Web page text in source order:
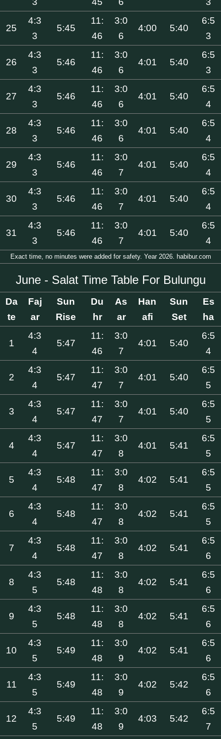
25
4:3
3
5:45
11:
46
3:0
6
4:00 5:40
6:5
3
26
4:3
3
5:46
11:
46
3:0
6
4:01 5:40
6:5
3
27
4:3
3
5:46
11:
46
3:0
6
4:01 5:40
6:5
4
28
4:3
3
5:46
11:
46
3:0
6
4:01 5:40
6:5
4
29
4:3
3
5:46
11:
46
3:0
7
4:01 5:40
6:5
4
30
4:3
3
5:46
11:
46
3:0
7
4:01 5:40
6:5
4
31
4:3
3
5:46
11:
46
3:0
7
4:01 5:40
6:5
4
Exact time, no minutes were added for safety. Year 2026. habibur.com
June - Salat Time Table For Bulungu
Da
te
Faj
ar
Sun
Rise
Du
hr
As
ar
Han
afi
Sun
Set
Es
ha
1
4:3
4
5:47
11:
46
3:0
7
4:01 5:40
6:5
4
2
4:3
4
5:47
11:
47
3:0
7
4:01 5:40
6:5
5
3
4:3
4
5:47
11:
47
3:0
7
4:01 5:40
6:5
5
4
4:3
4
5:47
11:
47
3:0
8
4:01 5:41
6:5
5
5
4:3
4
5:48
11:
47
3:0
8
4:02 5:41
6:5
5
6
4:3
4
5:48
11:
47
3:0
8
4:02 5:41
6:5
5
7
4:3
4
5:48
11:
47
3:0
8
4:02 5:41
6:5
6
8
4:3
5
5:48
11:
48
3:0
8
4:02 5:41
6:5
6
9
4:3
5
5:48
11:
48
3:0
8
4:02 5:41
6:5
6
10
4:3
5
5:49
11:
48
3:0
9
4:02 5:41
6:5
6
11
4:3
5
5:49
11:
48
3:0
9
4:02 5:42
6:5
6
12
4:3
5
5:49
11:
48
3:0
9
4:03 5:42
6:5
7